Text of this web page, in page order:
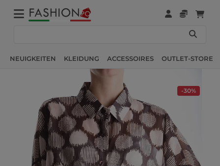
NEUIGKEITEN KLEIDUNG ACCESSOIRES OUTLET-STORE
-30%